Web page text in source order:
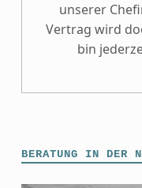
unserer
Vertrag wird
bin
BERATUNG IN DER